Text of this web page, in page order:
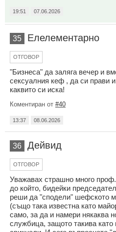
19:51 07.06.2026
35 Елелементарно
ОТГОВОР
"Бизнеса" да заляга вечер и
сексуалния кеф , да си прави
каквито си иска!
Коментиран от #40
13:37 08.06.2026
36 Дейвид
ОТГОВОР
Уважавах страшно много
до който, бидейки
реши да "сподели" шефското
(също така известна като
само, за да и намери някаква
службица, защото такива като